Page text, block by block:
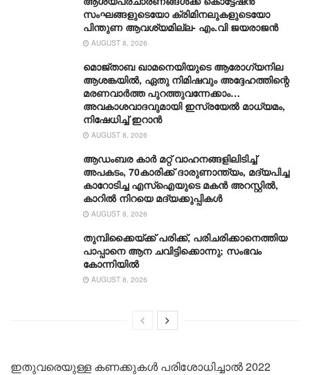
സംഘങ്ങളുടെയോ ക്രിമിനലുകളുടെയോ
പിന്തുണ ആവശ്യമില്ല- എം.വി ജയരാജൻ
AUGUST 8, 2026
മൊജ്താബ ഖാമനെയിയുടെ ആരോ​ഗ്യനില
ആശങ്കയിൽ, ഏതു നിമിഷവും അദ്ദേഹത്തിന്റെ
മരണവാർത്ത പുറത്തുവന്നേക്കാം…
അവകാശവാദവുമായി ഇസ്രയേൽ മാധ്യമം,
നിഷേധിച്ച് ഇറാൻ
AUGUST 8, 2026
ആഡംബര കാര്‍ മറ്റ് വാഹനങ്ങളിലിടിച്ച്
അപകടം, 70കാരിക്ക് ദാരുണാന്ത്യം, മദ്യപിച്ച
കാറോടിച്ച എസ്ഐയുടെ മകന്‍ അറസ്റ്റില്‍,
കാറില്‍ നിറയെ മദ്യക്കുപ്പികള്‍
AUGUST 8, 2026
തുമ്പിക്കൈയ്ക്ക് പരിക്ക്, പരിചരിക്കാനെത്തിയ
പാപ്പാനെ ആന ചവിട്ടിക്കൊന്നു; സംഭവം
കോന്നിയിൽ
AUGUST 8, 2026
ഇതുവരെയുള്ള കണക്കുകൾ പരിശോധിച്ചാൽ 2022